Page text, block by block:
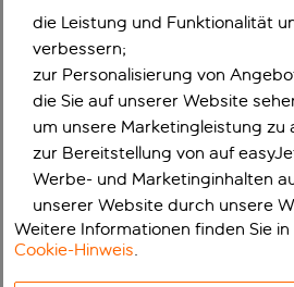
die Leistung und Funktionalität
verbessern;
zur Personalisierung von
die Sie auf unserer Website
um unsere Marketingleistung zu
zur Bereitstellung von auf
Werbe- und Marketinginhalten
unserer Website durch unsere
Weitere Informationen finden Sie
Cookie-Hinweis.